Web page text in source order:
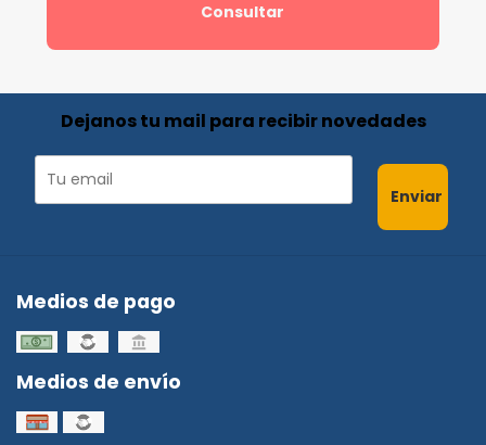
Consultar
Dejanos tu mail para recibir novedades
Enviar
Medios de pago
Medios de envío